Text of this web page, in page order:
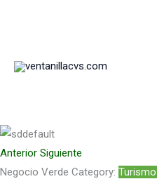
Anterior Siguiente
Negocio Verde Category: